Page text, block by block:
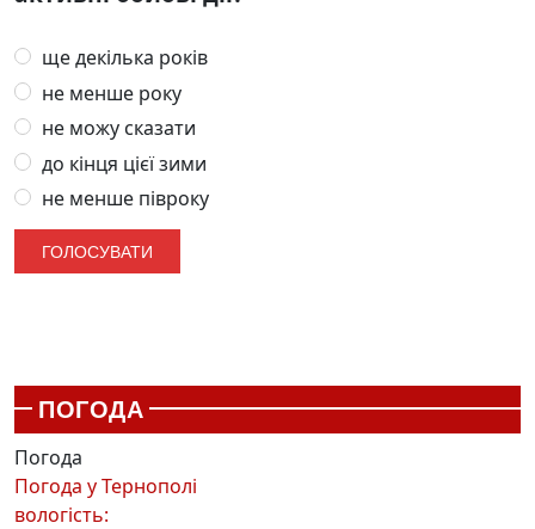
ще декілька років
не менше року
не можу сказати
до кінця цієї зими
не менше півроку
ПОГОДА
Погода
Погода уТернополі
вологість: